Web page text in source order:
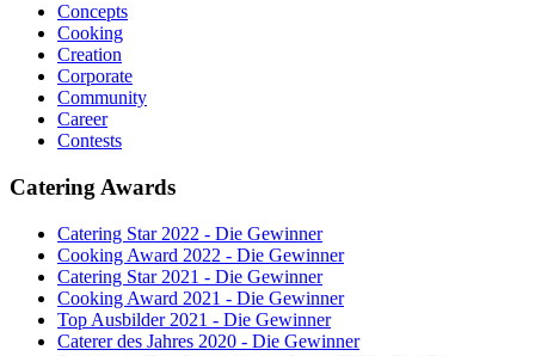
Concepts
Cooking
Creation
Corporate
Community
Career
Contests
Catering Awards
Catering Star 2022 - Die Gewinner
Cooking Award 2022 - Die Gewinner
Catering Star 2021 - Die Gewinner
Cooking Award 2021 - Die Gewinner
Top Ausbilder 2021 - Die Gewinner
Caterer des Jahres 2020 - Die Gewinner